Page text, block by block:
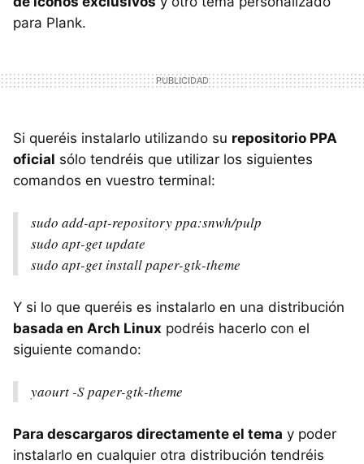
para Plank.
Si queréis instalarlo utilizando su repositorio PPA
oficial sólo tendréis que utilizar los siguientes
comandos en vuestro terminal:
sudo add-apt-repository ppa:snwh/pulp
sudo apt-get update
sudo apt-get install paper-gtk-theme
Y si lo que queréis es instalarlo en una distribución
basada en Arch Linux podréis hacerlo con el
siguiente comando:
yaourt -S paper-gtk-theme
Para descargaros directamente el tema y poder
instalarlo en cualquier otra distribución tendréis